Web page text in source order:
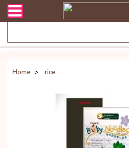
যেকোনো জিজ্ঞাসায় কল করুনঃ (
Home > rice